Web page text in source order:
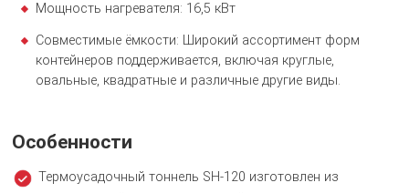
Мощность нагревателя: 16,5 кВт
Совместимые ёмкости: Широкий ассортимент форм
контейнеров поддерживается, включая круглые,
овальные, квадратные и различные другие виды.
Особенности
Термоусадочный тоннель SH-120 изготовлен из